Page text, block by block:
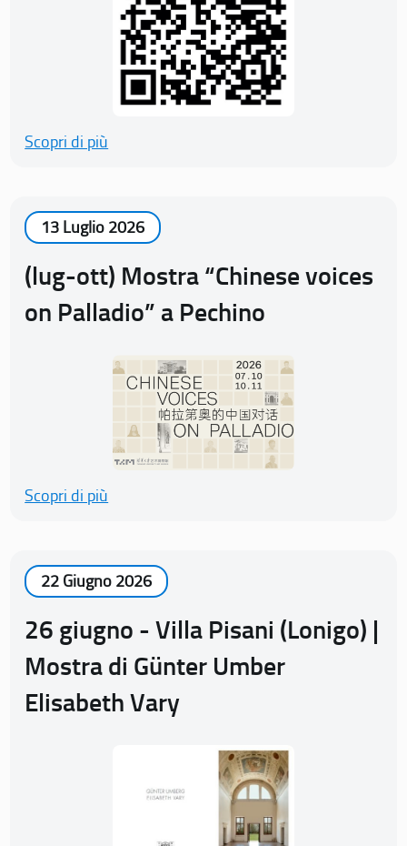
Scopri di più
13 Luglio 2026
(lug-ott) Mostra “Chinese voices
on Palladio” a Pechino
Scopri di più
22 Giugno 2026
26 giugno - Villa Pisani (Lonigo) |
Mostra di Günter Umber
Elisabeth Vary